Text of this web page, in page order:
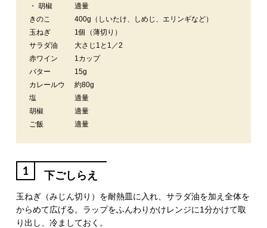
・ 胡椒
適量
きのこ
400g（しいたけ、しめじ、エリンギなど）
玉ねぎ
1個（薄切り）
サラダ油
大さじ1と1／2
赤ワイン
1カップ
バター
15g
カレールウ
約80g
塩
適量
胡椒
適量
ご飯
適量
1 下ごしらえ
玉ねぎ（みじん切り）を耐熱皿に入れ、サラダ油を加え全体を
からめて広げる。ラップをふんわりかけレンジに1分かけて取
り出し、冷ましておく。